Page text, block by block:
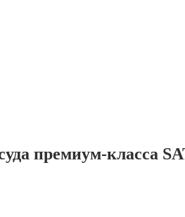
премиум-класса